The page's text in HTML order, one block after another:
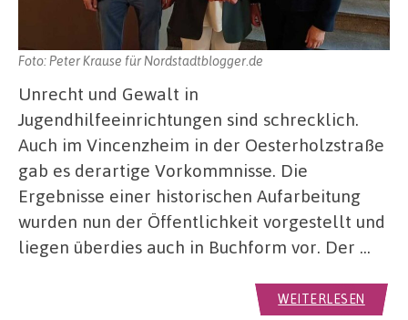
Foto: Peter Krause für Nordstadtblogger.de
Unrecht und Gewalt in
Jugendhilfeeinrichtungen sind schrecklich.
Auch im Vincenzheim in der Oesterholzstraße
gab es derartige Vorkommnisse. Die
Ergebnisse einer historischen Aufarbeitung
wurden nun der Öffentlichkeit vorgestellt und
liegen überdies auch in Buchform vor. Der …
WEITERLESEN